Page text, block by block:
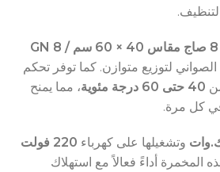
8 صاج مقاس 40 × 60 سم / 8 GN
سم بين الصواني لتوزيع متوازن. كما توفر تحكم
40 حتى 60 درجة مئوية
، مما يمنح
في كل مرة.
وتشغيلها على كهرباء
220 فولت
المخمرة أداءً فعالاً مع استهلاك